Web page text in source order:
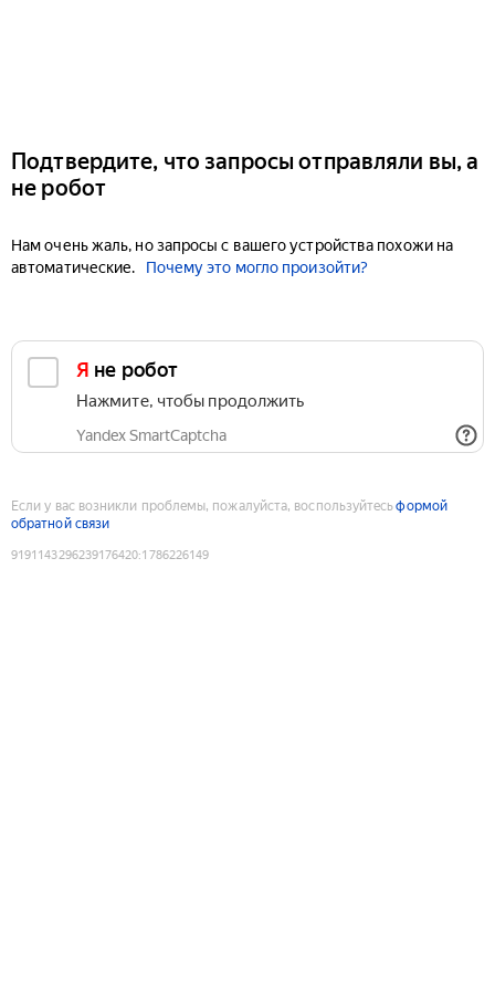
Подтвердите, что запросы отправляли вы, а
не робот
Нам очень жаль, но запросы с вашего устройства похожи на
автоматические.
Почему это могло произойти?
Я не робот
Нажмите, чтобы продолжить
Yandex SmartCaptcha
Если у вас возникли проблемы, пожалуйста, воспользуйтесьформой
обратной связи
9191143296239176420:1786226149